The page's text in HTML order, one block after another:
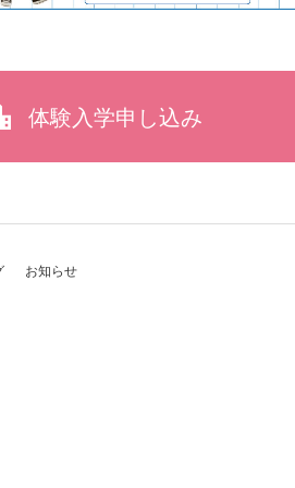
体験入学申し込み
お知らせ